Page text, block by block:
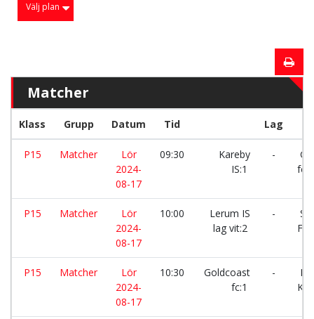
Välj plan
Matcher
Klass Grupp Datum Tid Lag
P15 Matcher
Lör
2024-
08-17
09:30
Kareby
IS:1
-
fc:1
P15 Matcher
Lör
2024-
08-17
10:00
Lerum IS
lag vit:2
-
P15 Matcher
Lör
2024-
08-17
10:30
Goldcoast
fc:1
-